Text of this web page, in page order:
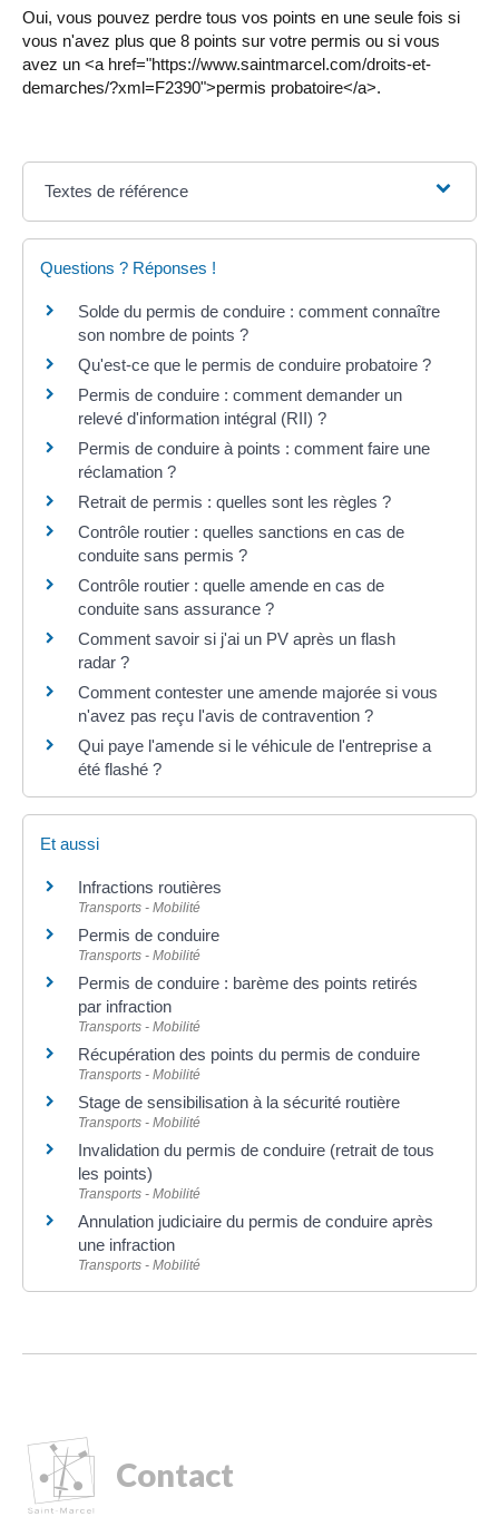
Oui, vous pouvez perdre tous vos points en une seule fois si
vous n'avez plus que 8 points sur votre permis ou si vous
avez un <a href="https://www.saintmarcel.com/droits-et-
demarches/?xml=F2390">permis probatoire</a>.
Textes de référence
Questions ? Réponses !
Solde du permis de conduire : comment connaître
son nombre de points ?
Qu'est-ce que le permis de conduire probatoire ?
Permis de conduire : comment demander un
relevé d'information intégral (RII) ?
Permis de conduire à points : comment faire une
réclamation ?
Retrait de permis : quelles sont les règles ?
Contrôle routier : quelles sanctions en cas de
conduite sans permis ?
Contrôle routier : quelle amende en cas de
conduite sans assurance ?
Comment savoir si j'ai un PV après un flash
radar ?
Comment contester une amende majorée si vous
n'avez pas reçu l'avis de contravention ?
Qui paye l'amende si le véhicule de l'entreprise a
été flashé ?
Et aussi
Infractions routières
Transports - Mobilité
Permis de conduire
Transports - Mobilité
Permis de conduire : barème des points retirés
par infraction
Transports - Mobilité
Récupération des points du permis de conduire
Transports - Mobilité
Stage de sensibilisation à la sécurité routière
Transports - Mobilité
Invalidation du permis de conduire (retrait de tous
les points)
Transports - Mobilité
Annulation judiciaire du permis de conduire après
une infraction
Transports - Mobilité
Contact